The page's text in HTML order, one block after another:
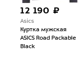
12 190 ₽
Asics
Куртка мужская
ASICS Road Packable
Black